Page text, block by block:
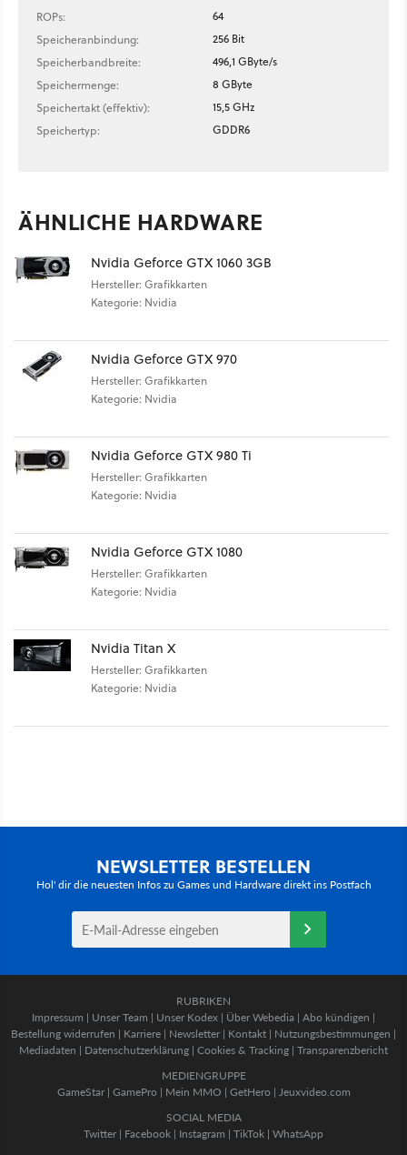
ROPs:
64
Speicheranbindung:
256 Bit
Speicherbandbreite:
496,1 GByte/s
Speichermenge:
8 GByte
Speichertakt (effektiv):
15,5 GHz
Speichertyp:
GDDR6
ÄHNLICHE HARDWARE
Nvidia Geforce GTX 1060 3GB
Hersteller: Grafikkarten
Kategorie: Nvidia
Nvidia Geforce GTX 970
Hersteller: Grafikkarten
Kategorie: Nvidia
Nvidia Geforce GTX 980 Ti
Hersteller: Grafikkarten
Kategorie: Nvidia
Nvidia Geforce GTX 1080
Hersteller: Grafikkarten
Kategorie: Nvidia
Nvidia Titan X
Hersteller: Grafikkarten
Kategorie: Nvidia
NEWSLETTER BESTELLEN
Hol' dir die neuesten Infos zu Games und Hardware direkt ins Postfach
RUBRIKEN
Impressum | Unser Team | Unser Kodex | Über Webedia | Abo kündigen |
Bestellung widerrufen | Karriere | Newsletter | Kontakt | Nutzungsbestimmungen |
Mediadaten | Datenschutzerklärung | Cookies & Tracking | Transparenzbericht
MEDIENGRUPPE
GameStar| GamePro | Mein MMO | GetHero | Jeuxvideo.com
SOCIAL MEDIA
Twitter | Facebook | Instagram | TikTok | WhatsApp